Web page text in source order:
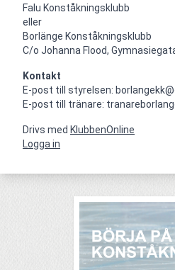
Falu Konståkningsklubb
eller
Borlänge Konståkningsklubb
C/o Johanna Flood,
Kontakt
E-post till styrelsen:
E-post till tränare:
Drivs med KlubbenOnline
Logga in